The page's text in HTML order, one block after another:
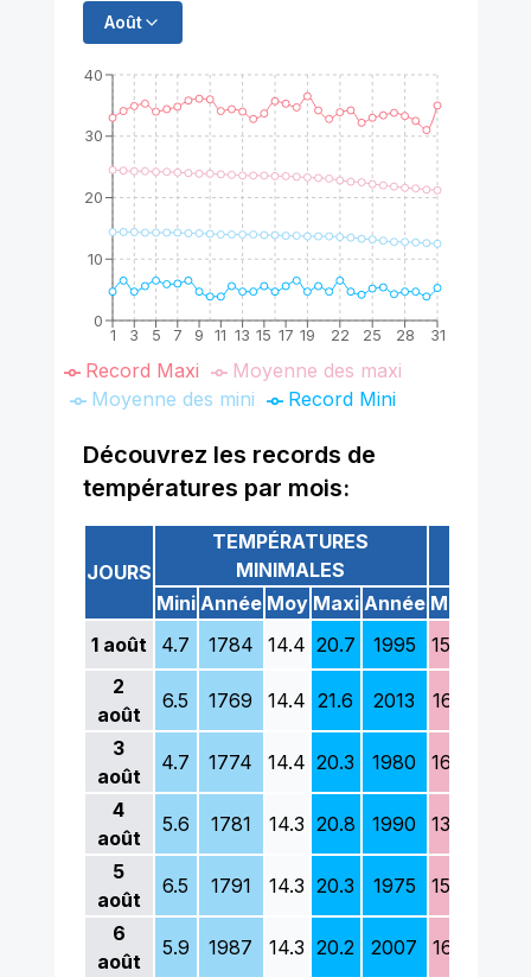
Août
1 3 5 7 9 11 13 15 17 19 22 25 28 31
0
10
20
30
40
Record Maxi
Moyenne des maxi
Moyenne des mini
Record Mini
Découvrez les records de
températures par mois:
JOURS
TEMPÉRATURES
MINIMALES
Mini Année Moy Maxi Année Mini
1 août 4.7 1784 14.4 20.7 1995 15.4
2
août
6.5 1769 14.4 21.6 2013 16.2
3
août
4.7 1774 14.4 20.3 1980 16.4
4
août
5.6 1781 14.3 20.8 1990 13.7
5
août
6.5 1791 14.3 20.3 1975 15.8
6
août
5.9 1987 14.3 20.2 2007 16.2